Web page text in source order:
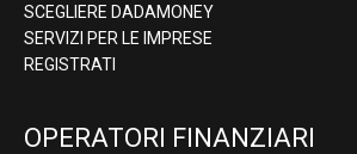
SCEGLIERE DADAMONEY
SERVIZI PER LE IMPRESE
REGISTRATI
OPERATORI FINANZIARI